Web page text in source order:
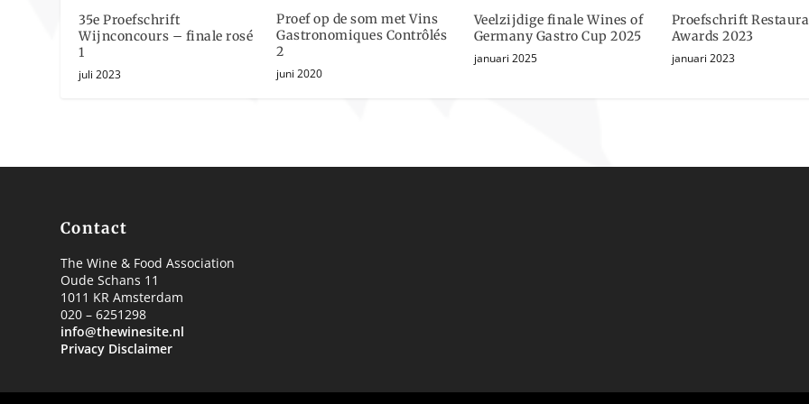
35e Proefschrift
Wijnconcours – finale rosé
1
juli 2023
Proef op de som met Vins
Gastronomiques Contrôlés
2
juni 2020
Veelzijdige finale Wines of
Germany Gastro Cup 2025
januari 2025
Proefschrift
Awards 2023
januari 2023
Contact
The Wine & Food Association
Oude Schans 11
1011 KR Amsterdam
020 – 6251298
info@thewinesite.nl
Privacy Disclaimer